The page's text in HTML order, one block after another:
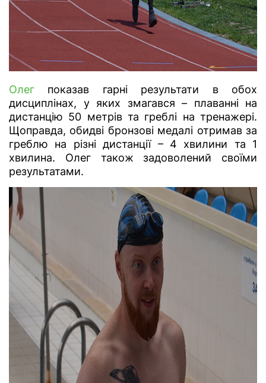
Олег показав гарні результати в обох
дисциплінах, у яких змагався – плаванні на
дистанцію 50 метрів та греблі на тренажері.
Щоправда, обидві бронзові медалі отримав за
греблю на різні дистанції – 4 хвилини та 1
хвилина. Олег також задоволений своїми
результатами.